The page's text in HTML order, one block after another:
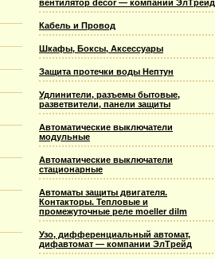
вентилятор decor — компании ЭлТрейд
Кабель и Провод
Шкафы, Боксы, Аксессуары
Защита протечки воды Нептун
Удлинители, разъемы бытовые,
разветвители, панели защиты
Автоматические выключатели
модульные
Автоматические выключатели
стационарные
Автоматы защиты двигателя.
Контакторы. Тепловые и
промежуточные реле moeller dilm
Узо, дифференциальный автомат,
дифавтомат — компании ЭлТрейд